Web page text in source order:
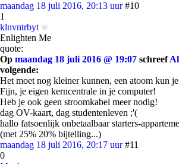
maandag 18 juli 2016, 20:13 uur #10
1
klnvntrbyt
Enlighten Me
quote:
Op maandag 18 juli 2016 @ 19:07 schreef
volgende:
Het moet nog kleiner kunnen, een atoom kun
Fijn, je eigen kerncentrale in je computer!
Heb je ook geen stroomkabel meer nodig!
dag OV-kaart, dag studentenleven ;'(
hallo fatsoenlijk onbetaalbaar starters-
(met 25% 20% bijtelling...)
maandag 18 juli 2016, 20:17 uur #11
0